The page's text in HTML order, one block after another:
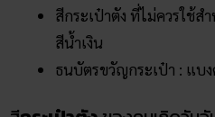
สีกระเป๋าตัง ที่ไม่ควรใช้
สีน้ำเงิน
ธนบัตรขวัญกระเป๋า : แบ